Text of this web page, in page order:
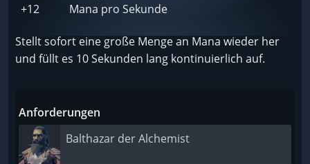
+12
Mana pro Sekunde
Stellt sofort eine große Menge an Mana wieder her
und füllt es 10 Sekunden lang kontinuierlich auf.
Anforderungen
Balthazar der Alchemist